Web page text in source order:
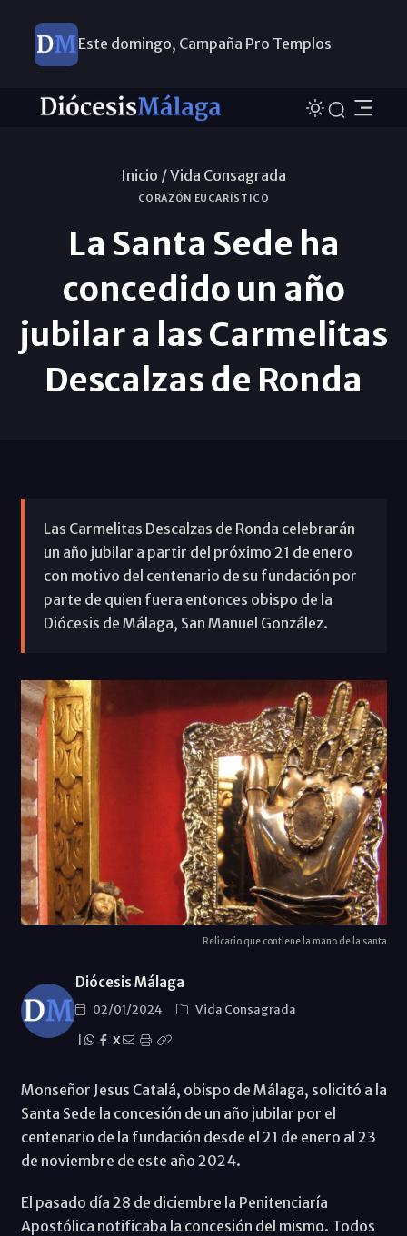
Este domingo, Campaña Pro Templos
Inicio /Vida Consagrada
CORAZÓN EUCARÍSTICO
La Santa Sede ha
concedido un año
jubilar a las Carmelitas
Descalzas de Ronda
Las Carmelitas Descalzas de Ronda celebrarán
un año jubilar a partir del próximo 21 de enero
con motivo del centenario de su fundación por
parte de quien fuera entonces obispo de la
Diócesis de Málaga, San Manuel González.
Relicario que contiene la mano de la santa
Diócesis Málaga
02/01/2024
Vida Consagrada
X
Monseñor Jesus Catalá, obispo de Málaga, solicitó a la
Santa Sede la concesión de un año jubilar por el
centenario de la fundación desde el 21 de enero al 23
de noviembre de este año 2024.
El pasado día 28 de diciembre la Penitenciaría
Apostólica notificaba la concesión del mismo. Todos